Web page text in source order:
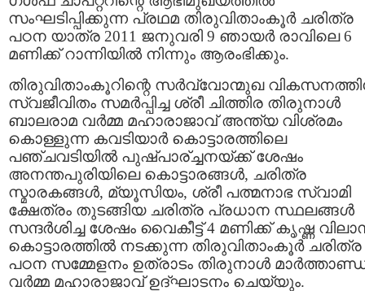
സംഘടിപ്പിക്കുന്ന പ്രഥമ തിരുവിതാംകൂര്‍ ചരിത്ര
പഠന യാത്ര 2011 ജനുവരി 9 ഞായര്‍ രാവിലെ 6
മണിക്ക് റാന്നിയില്‍ നിന്നും ആരംഭിക്കും.
തിരുവിതാംകൂറിന്റെ സര്‍വ്വോന്മുഖ
സ്വജീവിതം സമര്‍പ്പിച്ച ശ്രീ ചിത്തിര തിരുനാള്‍
ബാലരാമ വര്‍മ്മ മഹാരാജാവ്‌ അന്ത്യ വിശ്രമം
കൊള്ളുന്ന കവടിയാര്‍ കൊട്ടാരത്തിലെ
പഞ്ചവടിയില്‍ പുഷ്പാര്ച്ചനയ്ക്ക് ശേഷം
അനന്തപുരിയിലെ കൊട്ടാരങ്ങള്‍, ചരിത്ര
സ്മാരകങ്ങള്‍, മ്യൂസിയം, ശ്രീ പത്മനാഭ സ്വാമി
ക്ഷേത്രം തുടങ്ങിയ ചരിത്ര പ്രധാന സ്ഥലങ്ങള്‍
സന്ദര്‍ശിച്ച ശേഷം വൈകീട്ട് 4 മണിക്ക് കൃഷ്ണ
കൊട്ടാരത്തില്‍ നടക്കുന്ന തിരുവിതാംകൂര്‍ ചരിത്ര
പഠന സമ്മേളനം ഉത്രാടം തിരുനാള്‍
വര്‍മ്മ മഹാരാജാവ്‌ ഉദ്ഘാടനം ചെയ്യും.